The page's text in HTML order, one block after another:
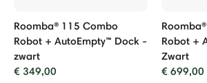
Roomba® 115 Combo
Robot + AutoEmpty™ Dock -
zwart
€ 349,00
Robot +
Zwart
€ 699,00